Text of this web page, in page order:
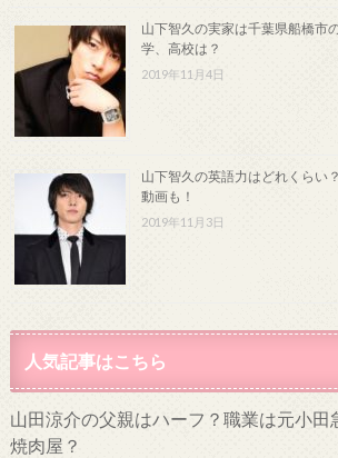
山下智久の実家は千葉県船橋市
学、高校は？
2019年11月4日
山下智久の英語力はどれくらい
動画も！
2019年11月3日
人気記事はこちら
山田涼介の父親はハーフ？職業は元小田
焼肉屋？